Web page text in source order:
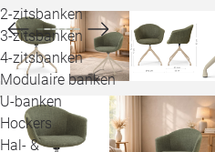
2-zitsbanken
3-zitsbanken
4-zitsbanken
Modulaire banken
U-banken
Hockers
Hal- &